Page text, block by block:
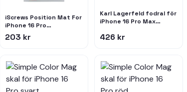
iScrews Position Mat For
iPhone 16 Pro
(dottorpod)
203 kr
Karl Lagerfeld fodral för
iPhone 16 Pro Max
Hard Karl Head MagSafe
426 kr